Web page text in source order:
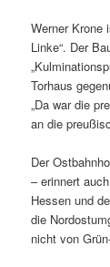
Werner Krone
Linke“. Der
Torhaus
„Da war die
an die
Der
– erinnert
Hessen und
die
nicht von